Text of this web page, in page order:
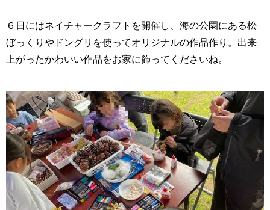
６日にはネイチャークラフトを開催し、海の公園にある松
ぼっくりやドングリを使ってオリジナルの作品作り。出来
上がったかわいい作品をお家に飾ってくださいね。